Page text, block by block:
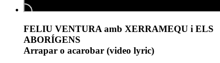
FELIU VENTURA amb XERRAMEQU i ELS
ABORÍGENS
Arrapar o acarobar (video lyric)